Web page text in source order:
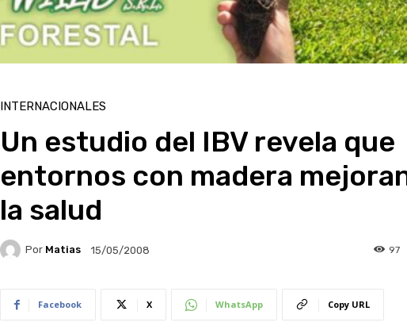
INTERNACIONALES
Un estudio del IBV revela que
entornos con madera
la salud
Por Matias 15/05/2008 97
Facebook X WhatsApp Copy URL